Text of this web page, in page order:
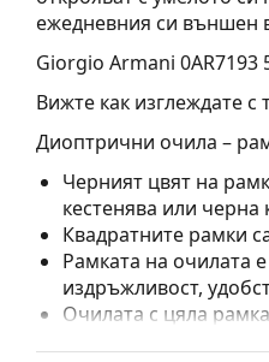
ежедневния си външен
Giorgio Armani 0AR7193
Вижте как изглеждате
Диоптрични очила –
Черният цвят на
кестенява или черна
Квадратните рамки
Рамката на очилата
издръжливост,
Очилата с цяла